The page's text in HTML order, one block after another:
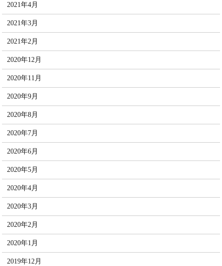
2021年4月
2021年3月
2021年2月
2020年12月
2020年11月
2020年9月
2020年8月
2020年7月
2020年6月
2020年5月
2020年4月
2020年3月
2020年2月
2020年1月
2019年12月